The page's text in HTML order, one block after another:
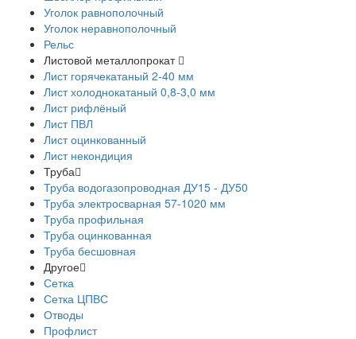
Уголок равнополочный
Уголок неравнополочный
Рельс
Листовой металлопрокат
Лист горячекатаный 2-40 мм
Лист холоднокатаный 0,8-3,0 мм
Лист рифлёный
Лист ПВЛ
Лист оцинкованный
Лист некондиция
Труба
Труба водогазопроводная ДУ15 - ДУ50
Труба электросварная 57-1020 мм
Труба профильная
Труба оцинкованная
Труба бесшовная
Другое
Сетка
Сетка ЦПВС
Отводы
Профлист